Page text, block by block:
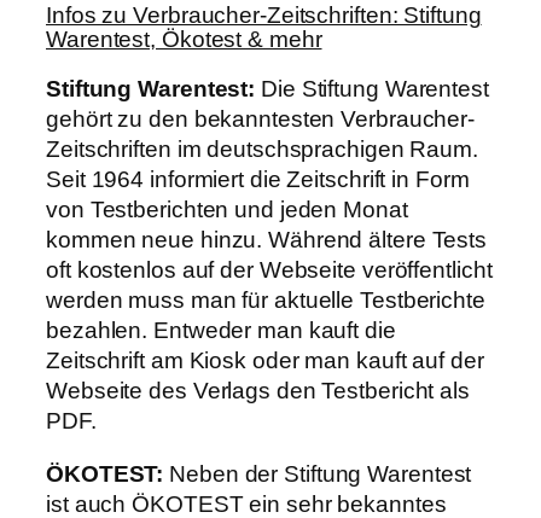
Infos zu Verbraucher-Zeitschriften: Stiftung
Warentest, Ökotest & mehr
Stiftung Warentest: Die Stiftung Warentest
gehört zu den bekanntesten Verbraucher-
Zeitschriften im deutschsprachigen Raum.
Seit 1964 informiert die Zeitschrift in Form
von Testberichten und jeden Monat
kommen neue hinzu. Während ältere Tests
oft kostenlos auf der Webseite veröffentlicht
werden muss man für aktuelle Testberichte
bezahlen. Entweder man kauft die
Zeitschrift am Kiosk oder man kauft auf der
Webseite des Verlags den Testbericht als
PDF.
ÖKOTEST: Neben der Stiftung Warentest
ist auch ÖKOTEST ein sehr bekanntes